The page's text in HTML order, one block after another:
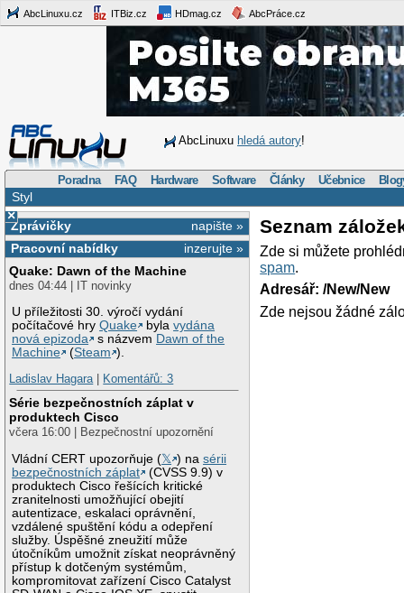
AbcLinuxu.cz ITBiz.cz HDmag.cz AbcPráce.cz
AbcLinuxu hledá autory!
Poradna FAQ Hardware Software Články Učebnice
Styl
×
napište »
Zprávičky
inzerujte »
Pracovní nabídky
Quake: Dawn of the Machine
dnes 04:44 | IT novinky
U příležitosti 30. výročí vydání
počítačové hryQuake bylavydána
nová epizoda
s názvem Dawn of the
Machine
(Steam ).
Ladislav Hagara| Komentářů: 3
Série bezpečnostních záplat v
produktech Cisco
včera 16:00 | Bezpečnostní upozornění
Vládní CERT upozorňuje (𝕏 ) nasérii
bezpečnostních záplat
(CVSS 9.9) v
produktech Cisco řešících kritické
zranitelnosti umožňující obejití
autentizace, eskalaci oprávnění,
vzdálené spuštění kódu a odepření
služby. Úspěšné zneužití může
útočníkům umožnit získat neoprávněný
přístup k dotčeným systémům,
kompromitovat zařízení Cisco Catalyst
Seznam
Zde si můžete
spam.
Adresář: /New/New
Zde nejsou žádné